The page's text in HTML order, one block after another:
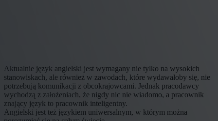
Aktualnie język angielski jest wymagany nie tylko na wysokich
stanowiskach, ale również w zawodach, które wydawałoby się, nie
potrzebują komunikacji z obcokrajowcami. Jednak pracodawcy
wychodzą z założeniach, że nigdy nic nie wiadomo, a pracownik
znający język to pracownik inteligentny.
Angielski jest też językiem uniwersalnym, w którym można